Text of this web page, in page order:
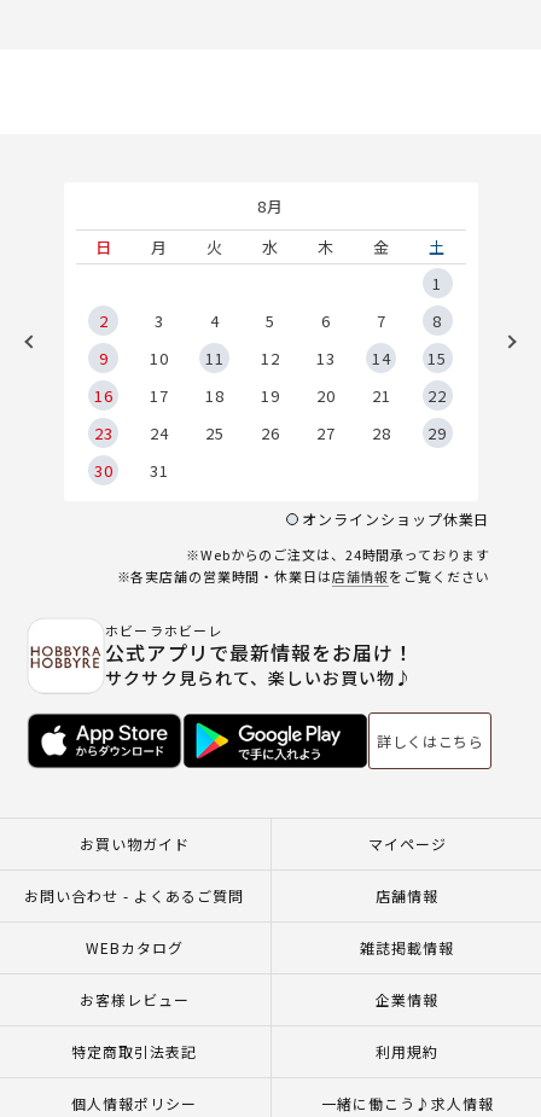
8月
日
月 火 水 木 金
土
1
2
3 4 5 6 7
8
9
10 11 12 13 14
15
16
17 18 19 20 21
22
23
24 25 26 27 28
29
30
31
オンラインショップ休業日
※Webからのご注文は、24時間承っております
※各実店舗の営業時間・休業日は店舗情報をご覧ください
ホビーラホビーレ
公式アプリで最新情報をお届け！
サクサク見られて、楽しいお買い物♪
詳しくはこちら
お買い物ガイド マイページ
お問い合わせ - よくあるご質問 店舗情報
WEBカタログ 雑誌掲載情報
お客様レビュー 企業情報
特定商取引法表記 利用規約
個人情報ポリシー 一緒に働こう♪求人情報